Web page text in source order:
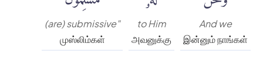
And we
இன்னும் நாங்கள்
to Him
அவனுக்கு
(are) submissive"
முஸ்லிம்கள்